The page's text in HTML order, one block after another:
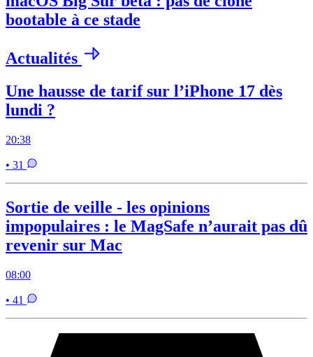
bootable à ce stade
Actualités
Une hausse de tarif sur l’iPhone 17 dès
lundi ?
20:38
• 31
Sortie de veille - les opinions
impopulaires : le MagSafe n’aurait pas dû
revenir sur Mac
08:00
• 41